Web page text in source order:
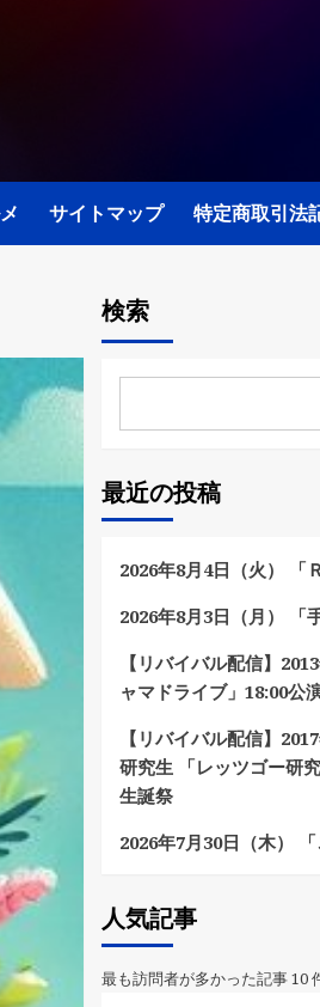
サイトマップ 特定商取引法
検索
最近の投稿
2026年8月4日（火） 「
2026年8月3日（月） 「
【リバイバル配信】
ャマドライブ」18:00公
【リバイバル配信】
研究生 「レッツゴー研
生誕祭
2026年7月30日（木）
人気記事
最も訪問者が多かった記事 10